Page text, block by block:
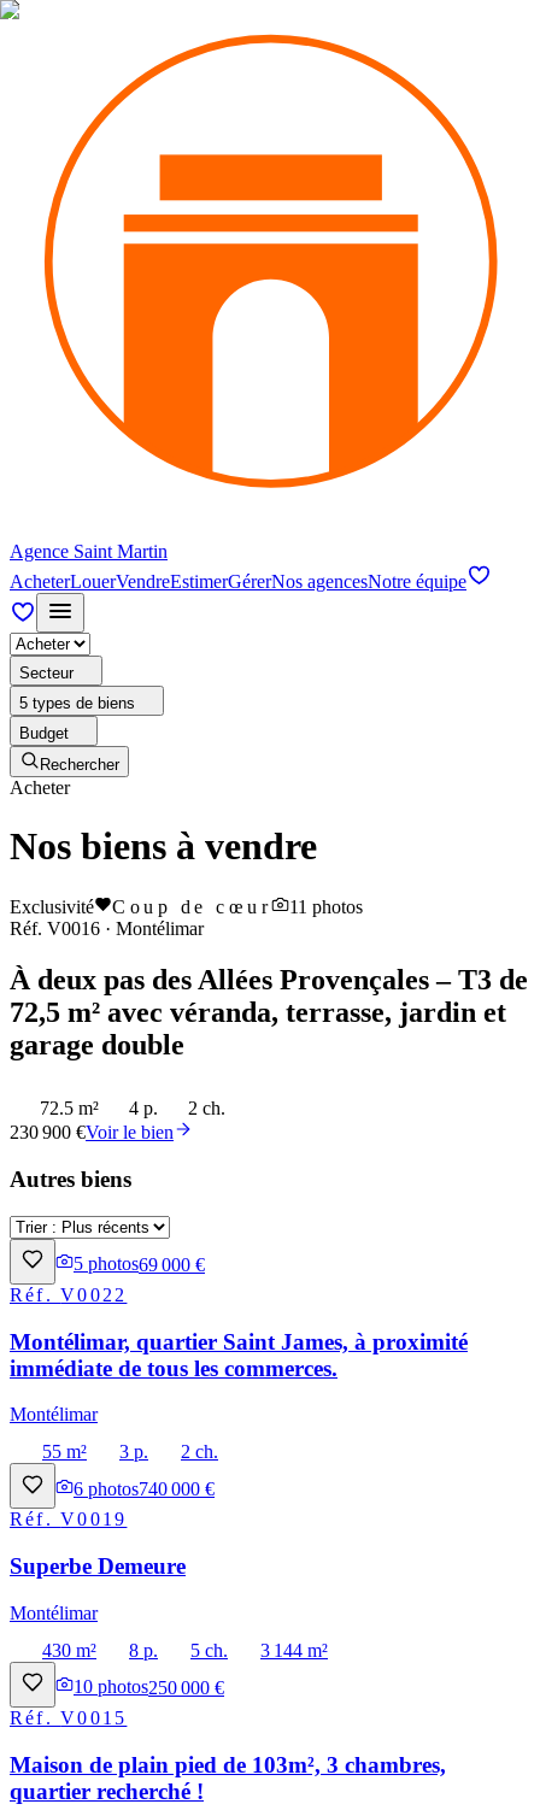
Agence Saint Martin
AcheterLouerVendreEstimerGérerNos agencesNotre équipe
Secteur
5 types de biens
Budget
Rechercher
Acheter
Nos biens à vendre
Exclusivité Coup de cœur 11 photos
Réf. V0016 · Montélimar
À deux pas des Allées Provençales – T3 de
72,5 m² avec véranda, terrasse, jardin et
garage double
72.5 m² 4 p.
2 ch.
230 900 €Voir le bien
Autres biens
5 photos69 000 €
Réf.V0022
Montélimar, quartier Saint James, à proximité
immédiate de tous les commerces.
Montélimar
55 m²
3 p.
2 ch.
6 photos740 000 €
Réf.V0019
Superbe Demeure
Montélimar
430 m²
8 p. 5 ch.
3 144 m²
10 photos250 000 €
Réf.V0015
Maison de plain pied de 103m², 3 chambres,
quartier recherché !